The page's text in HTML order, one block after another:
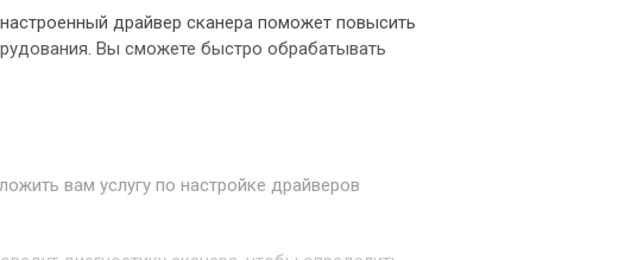
драйвер сканера поможет повысить
Вы сможете быстро обрабатывать
вам услугу по настройке драйверов